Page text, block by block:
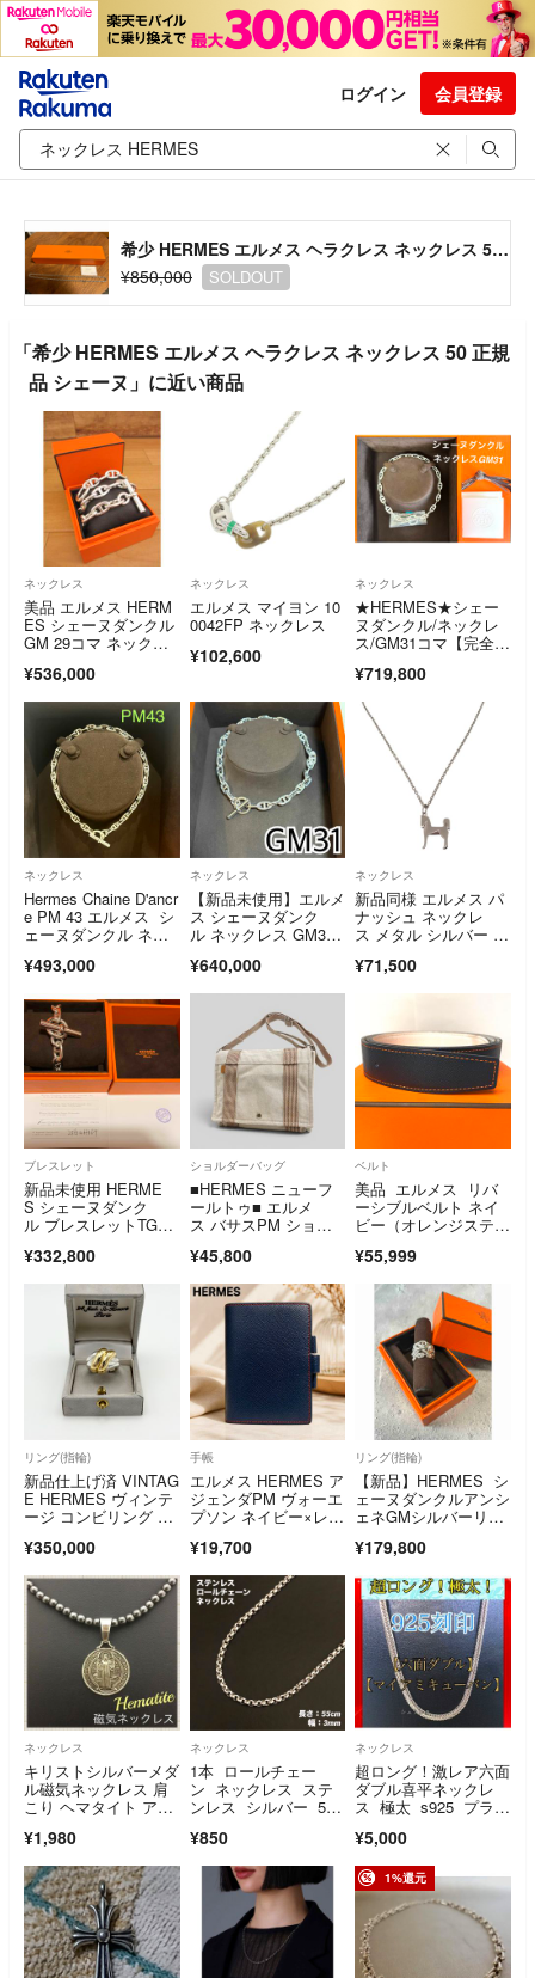
ログイン 会員登録
希少 HERMES エルメス ヘラクレス ネックレス 50 正規品 シェーヌ
¥850,000
SOLDOUT
「希少 HERMES エルメス ヘラクレス ネックレス 50 正規
品 シェーヌ」に近い商品
ネックレス
美品 エルメス HERM
ES シェーヌダンクル
GM 29コマ ネックレ
¥536,000
ネックレス
エルメス マイヨン 10
0042FP ネックレス
¥102,600
ネックレス
★HERMES★シェー
ヌダンクル/ネックレ
ス/GM31コマ【完全新
¥719,800
ネックレス
Hermes Chaine D'ancr
e PM 43 エルメス シ
ェーヌダンクル ネッ
¥493,000
ネックレス
【新品未使用】エルメ
ス シェーヌダンク
ル ネックレス GM3
¥640,000
ネックレス
新品同様 エルメス パ
ナッシュ ネックレ
ス メタル シルバー 03
S メンズ
¥71,500
ブレスレット
新品未使用 HERME
S シェーヌダンク
ル ブレスレットTGM1
¥332,800
ショルダーバッグ
■HERMES ニューフ
ールトゥ■ エルメ
ス バサスPM ショル
¥45,800
ベルト
美品 エルメス リバ
ーシブルベルト ネイ
ビー（オレンジステッ
¥55,999
リング(指輪)
新品仕上げ済 VINTAG
E HERMES ヴィンテ
ージ コンビリング エ
¥350,000
手帳
エルメス HERMES ア
ジェンダPM ヴォーエ
プソン ネイビー×レッ
¥19,700
リング(指輪)
【新品】HERMES シ
ェーヌダンクルアンシ
ェネGMシルバーリン
き
¥179,800
ネックレス
キリストシルバーメダ
ル磁気ネックレス 肩
こり ヘマタイト アジ
¥1,980
ネックレス
1本 ロールチェー
ン ネックレス ステ
ンレス シルバー 55c
¥850
ネックレス
超ロング！激レア六面
ダブル喜平ネックレ
ス 極太 s925 プラチ
¥5,000
1%還元